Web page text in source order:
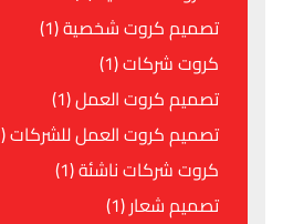
تصميم كروت شخصية (1)
كروت شركات (1)
تصميم كروت العمل (1)
تصميم كروت العمل للشركات (1)
كروت شركات ناشئة (1)
تصميم شعار (1)